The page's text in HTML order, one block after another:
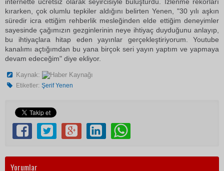
kırarken, çok olumlu tepkiler aldığını belirten Yenen, "30 yılı aşkın
süredir icra ettiğim rehberlik mesleğinden elde ettiğim deneyimler
sayesinde çağımızın gezginlerinin neye ihtiyaç duyduğunu anlayıp,
bu ihtiyaçlara hitap eden yayınlar gerçekleştiriyorum. Youtube
kanalımı açtığımdan bu yana birçok seri yayın yaptım ve yapmaya
devam edeceğim" diye ekliyor.
Kaynak:
Etiketler: Şerif Yenen
Yorumlar